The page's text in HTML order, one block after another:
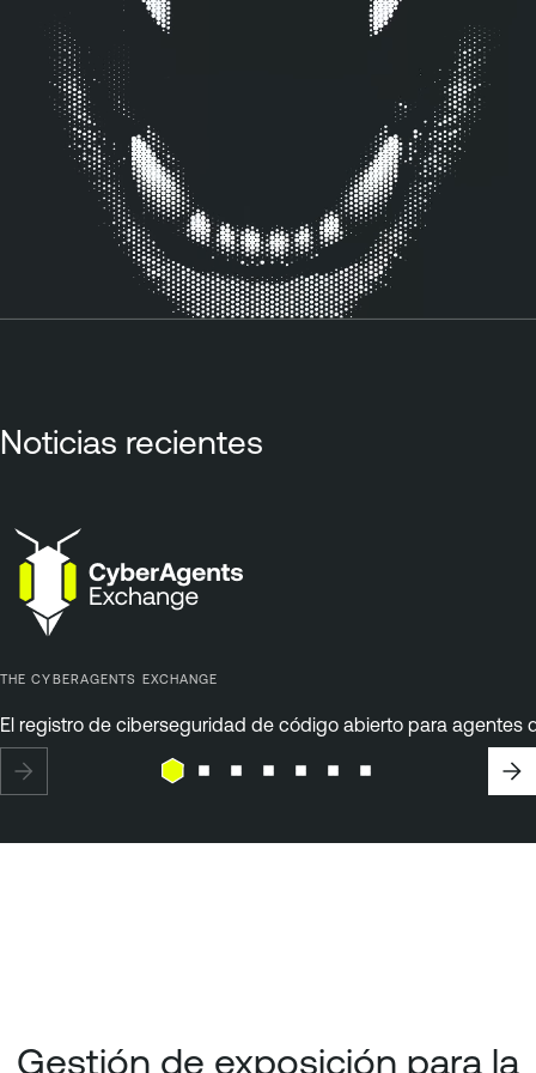
Noticias recientes
THE CYBERAGENTS EXCHANGE
El registro de ciberseguridad de código abierto para agentes
Gestión de exposición para la